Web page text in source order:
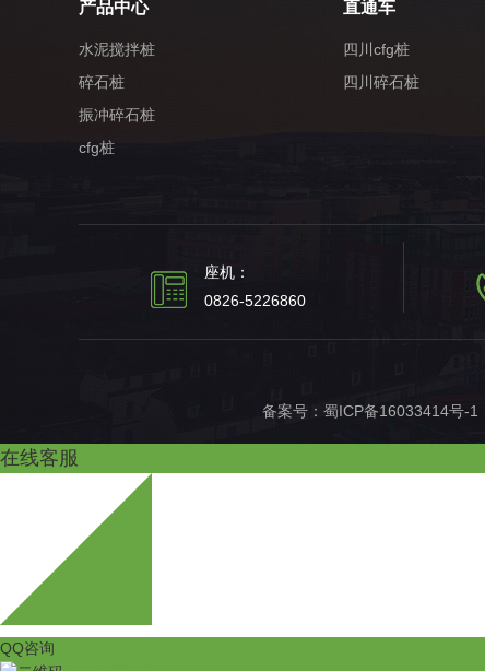
产品中心
水泥搅拌桩
碎石桩
振冲碎石桩
cfg桩
直通车
四川cfg桩
四川碎石桩
座机：
0826-5226860
备案号： 蜀ICP备16033414号-1
在线客服
QQ咨询